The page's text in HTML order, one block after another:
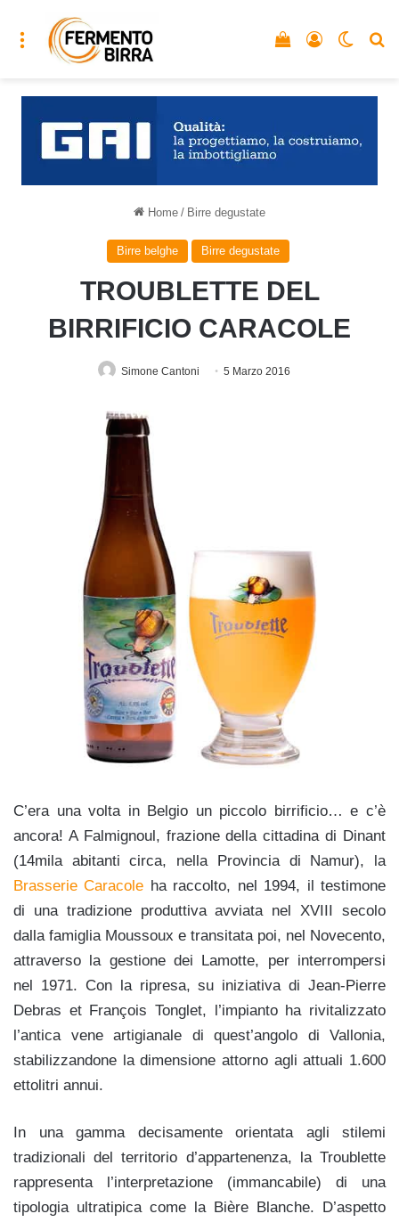
Menu Accedi
Vedi il carrello
Home / Birre degustate
Birre belghe Birre degustate
TROUBLETTE DEL
BIRRIFICIO CARACOLE
Simone Cantoni 5 Marzo 2016
C’era una volta in Belgio un piccolo birrificio… e c’è
ancora! A Falmignoul, frazione della cittadina di Dinant
(14mila abitanti circa, nella Provincia di Namur), la
Brasserie Caracole ha raccolto, nel 1994, il testimone
di una tradizione produttiva avviata nel XVIII secolo
dalla famiglia Moussoux e transitata poi, nel Novecento,
attraverso la gestione dei Lamotte, per interrompersi
nel 1971. Con la ripresa, su iniziativa di Jean-Pierre
Debras et François Tonglet, l’impianto ha rivitalizzato
l’antica vene artigianale di quest’angolo di Vallonia,
stabilizzandone la dimensione attorno agli attuali 1.600
ettolitri annui.
In una gamma decisamente orientata agli stilemi
tradizionali del territorio d’appartenenza, la Troublette
rappresenta l’interpretazione (immancabile) di una
tipologia ultratipica come la Bière Blanche. D’aspetto